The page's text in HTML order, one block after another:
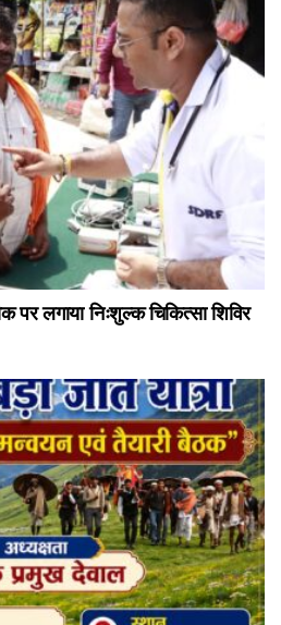
लगाया निःशुल्क चिकित्सा शिविर